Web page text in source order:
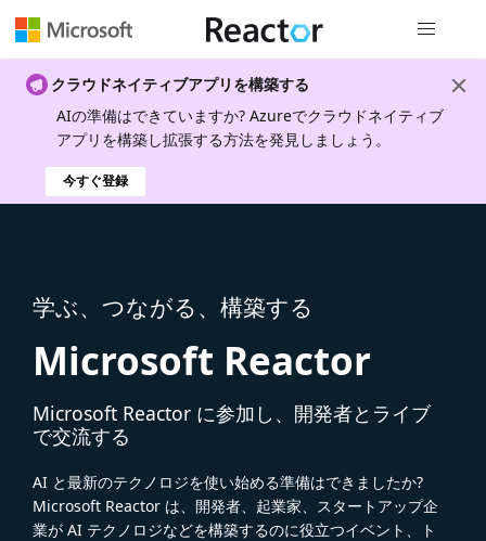
クラウドネイティブアプリを構築する
AIの準備はできていますか? Azureでクラウドネイティブ
アプリを構築し拡張する方法を発見しましょう。
今すぐ登録
学ぶ、つながる、構築する
Microsoft Reactor
Microsoft Reactor に参加し、開発者とライブ
で交流する
AI と最新のテクノロジを使い始める準備はできましたか?
Microsoft Reactor は、開発者、起業家、スタートアップ企
業が AI テクノロジなどを構築するのに役立つイベント、ト